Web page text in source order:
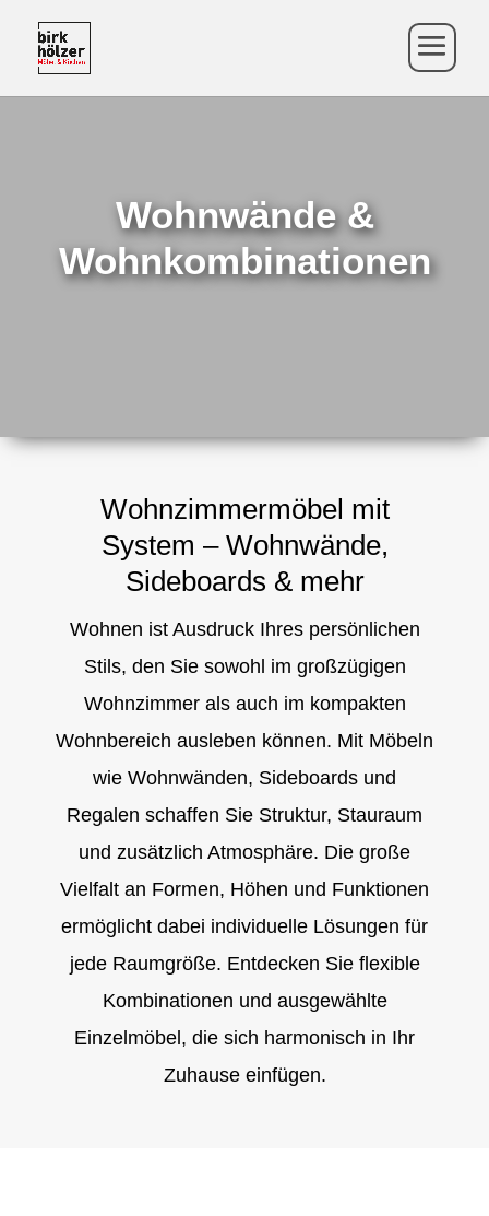
Wohnwände &
Wohnkombinationen
Wohnzimmermöbel mit
System – Wohnwände,
Sideboards & mehr
Wohnen ist Ausdruck Ihres persönlichen
Stils, den Sie sowohl im großzügigen
Wohnzimmer als auch im kompakten
Wohnbereich ausleben können. Mit Möbeln
wie Wohnwänden, Sideboards und
Regalen schaffen Sie Struktur, Stauraum
und zusätzlich Atmosphäre. Die große
Vielfalt an Formen, Höhen und Funktionen
ermöglicht dabei individuelle Lösungen für
jede Raumgröße. Entdecken Sie flexible
Kombinationen und ausgewählte
Einzelmöbel, die sich harmonisch in Ihr
Zuhause einfügen.